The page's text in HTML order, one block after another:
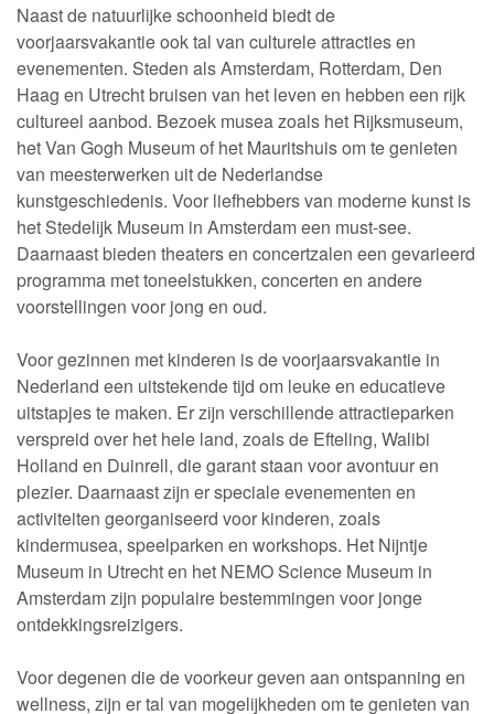
Naast de natuurlijke schoonheid biedt de
voorjaarsvakantie ook tal van culturele attracties en
evenementen. Steden als Amsterdam, Rotterdam, Den
Haag en Utrecht bruisen van het leven en hebben een rijk
cultureel aanbod. Bezoek musea zoals het Rijksmuseum,
het Van Gogh Museum of het Mauritshuis om te genieten
van meesterwerken uit de Nederlandse
kunstgeschiedenis. Voor liefhebbers van moderne kunst is
het Stedelijk Museum in Amsterdam een must-see.
Daarnaast bieden theaters en concertzalen een gevarieerd
programma met toneelstukken, concerten en andere
voorstellingen voor jong en oud.
Voor gezinnen met kinderen is de voorjaarsvakantie in
Nederland een uitstekende tijd om leuke en educatieve
uitstapjes te maken. Er zijn verschillende attractieparken
verspreid over het hele land, zoals de Efteling, Walibi
Holland en Duinrell, die garant staan voor avontuur en
plezier. Daarnaast zijn er speciale evenementen en
activiteiten georganiseerd voor kinderen, zoals
kindermusea, speelparken en workshops. Het Nijntje
Museum in Utrecht en het NEMO Science Museum in
Amsterdam zijn populaire bestemmingen voor jonge
ontdekkingsreizigers.
Voor degenen die de voorkeur geven aan ontspanning en
wellness, zijn er tal van mogelijkheden om te genieten van